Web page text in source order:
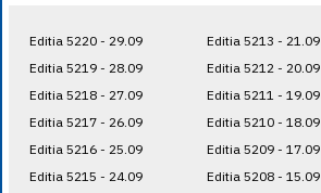
Editia 5220 - 29.09
Editia 5219 - 28.09
Editia 5218 - 27.09
Editia 5217 - 26.09
Editia 5216 - 25.09
Editia 5215 - 24.09
Editia 5213 - 21.09
Editia 5212 - 20.09
Editia 5211 - 19.09
Editia 5210 - 18.09
Editia 5209 - 17.09
Editia 5208 - 15.09